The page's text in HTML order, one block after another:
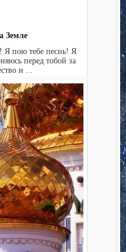
Земле
Я пою тебе песнь! Я
перед тобой за
и ...